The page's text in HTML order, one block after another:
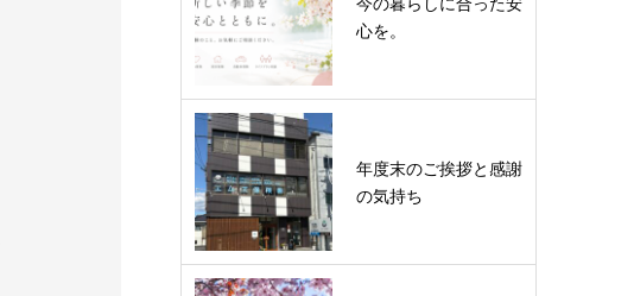
心を。
年度末のご挨拶と感謝
の気持ち